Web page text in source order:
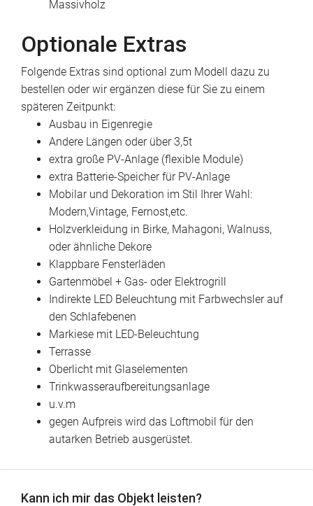
Massivholz
Optionale Extras
Folgende Extras sind optional zum Modell dazu zu
bestellen oder wir ergänzen diese für Sie zu einem
späteren Zeitpunkt:
Ausbau in Eigenregie
Andere Längen oder über 3,5t
extra große PV-Anlage (flexible Module)
extra Batterie-Speicher für PV-Anlage
Mobilar und Dekoration im Stil Ihrer Wahl:
Modern,Vintage, Fernost,etc.
Holzverkleidung in Birke, Mahagoni, Walnuss,
oder ähnliche Dekore
Klappbare Fensterläden
Gartenmöbel + Gas- oder Elektrogrill
Indirekte LED Beleuchtung mit Farbwechsler auf
den Schlafebenen
Markiese mit LED-Beleuchtung
Terrasse
Oberlicht mit Glaselementen
Trinkwasseraufbereitungsanlage
u.v.m
gegen Aufpreis wird das Loftmobil für den
autarken Betrieb ausgerüstet.
Kann ich mir das Objekt leisten?